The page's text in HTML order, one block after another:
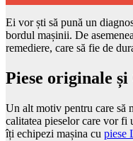
Ei vor ști să pună un
bordul mașinii. De
remediere, care să fie de
Piese originale
Un alt motiv pentru care să
calitatea pieselor care vor
îți echipezi mașina cu piese